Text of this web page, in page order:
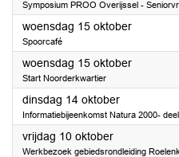
Symposium PROO Overijssel -
woensdag 15 oktober2025
Spoorcafé
woensdag 15 oktober2025
Start Noorderkwartier
dinsdag 14 oktober2025
Informatiebijeenkomst Natura 2000-
vrijdag 10 oktober2025
Werkbezoek gebiedsrondleiding